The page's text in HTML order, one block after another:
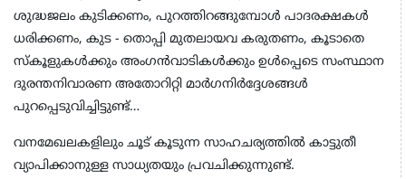
ശുദ്ധജലം കുടിക്കണം, പുറത്തിറങ്ങുമ്പോൾ പാദരക്ഷകൾ
ധരിക്കണം, കുട - തൊപ്പി മുതലായവ കരുതണം, കൂടാതെ
സ്കൂളുകൾക്കും അംഗൻവാടികൾക്കും ഉൾപ്പെടെ സംസ്ഥാന
ദുരന്തനിവാരണ അതോറിറ്റി മാർഗനിർദ്ദേശങ്ങൾ
പുറപ്പെടുവിച്ചിട്ടുണ്ട്…
വനമേഖലകളിലും ചൂട് കൂടുന്ന സാഹചര്യത്തിൽ കാട്ടുതീ
വ്യാപിക്കാനുള്ള സാധ്യതയും പ്രവചിക്കുന്നുണ്ട്‌.